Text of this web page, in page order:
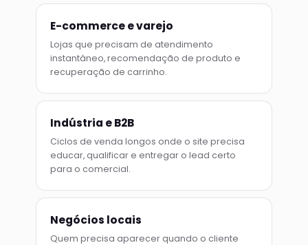
E-commerce e varejo
Lojas que precisam de atendimento
instantâneo, recomendação de produto e
recuperação de carrinho.
Indústria e B2B
Ciclos de venda longos onde o site precisa
educar, qualificar e entregar o lead certo
para o comercial.
Negócios locais
Quem precisa aparecer quando o cliente